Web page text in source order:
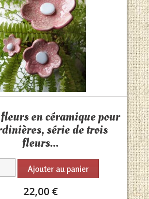
en céramique pour
série de trois
fleurs...
Ajouter au panier
22,00 €